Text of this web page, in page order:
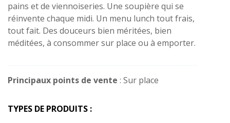
pains et de viennoiseries. Une soupière qui se
réinvente chaque midi. Un menu lunch tout frais,
tout fait. Des douceurs bien méritées, bien
méditées, à consommer sur place ou à emporter.
Principaux points de vente : Sur place
TYPES DE PRODUITS :